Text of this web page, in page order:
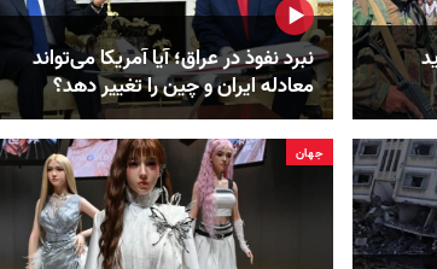
نبرد نفوذ در عراق؛ آیا آمریکا می‌تواند
معادله ایران و چین را تغییر دهد؟
جهان